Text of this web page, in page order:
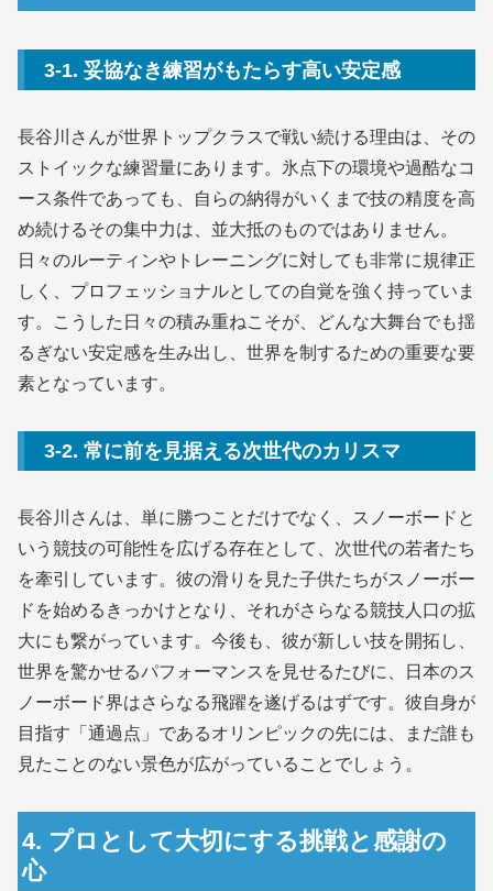
3-1. 妥協なき練習がもたらす高い安定感
長谷川さんが世界トップクラスで戦い続ける理由は、その
ストイックな練習量にあります。 氷点下の環境や過酷なコ
ース条件であっても、自らの納得がいくまで技の精度を高
め続けるその集中力は、並大抵のものではありません。
日々のルーティンやトレーニングに対しても非常に規律正
しく、プロフェッショナルとしての自覚を強く持っていま
す。
こうした日々の積み重ねこそが、どんな大舞台でも揺
るぎない安定感を生み出し、世界を制するための重要な要
素となっています。
3-2. 常に前を見据える次世代のカリスマ
長谷川さんは、単に勝つことだけでなく、スノーボードと
いう競技の可能性を広げる存在として、次世代の若者たち
を牽引しています。 彼の滑りを見た子供たちがスノーボー
ドを始めるきっかけとなり、それがさらなる競技人口の拡
大にも繋がっています。 今後も、彼が新しい技を開拓し、
世界を驚かせるパフォーマンスを見せるたびに、日本のス
ノーボード界はさらなる飛躍を遂げるはずです。 彼自身が
目指す「通過点」であるオリンピックの先には、まだ誰も
見たことのない景色が広がっていることでしょう。
4. プロとして大切にする挑戦と感謝の
心